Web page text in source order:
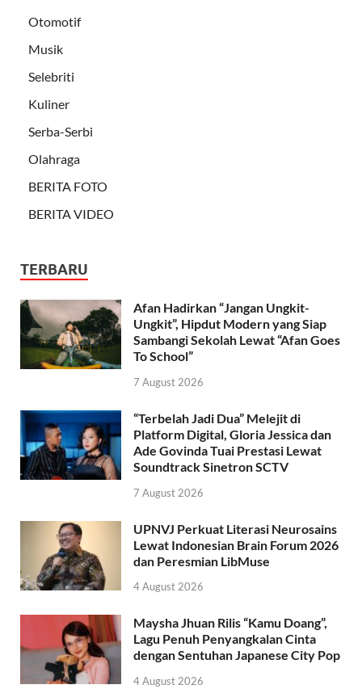
Otomotif
Musik
Selebriti
Kuliner
Serba-Serbi
Olahraga
BERITA FOTO
BERITA VIDEO
TERBARU
Afan Hadirkan “Jangan Ungkit-
Ungkit”, Hipdut Modern yang Siap
Sambangi Sekolah Lewat “Afan Goes
To School”
7 August 2026
“Terbelah Jadi Dua” Melejit di
Platform Digital, Gloria Jessica dan
Ade Govinda Tuai Prestasi Lewat
Soundtrack Sinetron SCTV
7 August 2026
UPNVJ Perkuat Literasi Neurosains
Lewat Indonesian Brain Forum 2026
dan Peresmian LibMuse
4 August 2026
Maysha Jhuan Rilis “Kamu Doang”,
Lagu Penuh Penyangkalan Cinta
dengan Sentuhan Japanese City Pop
4 August 2026